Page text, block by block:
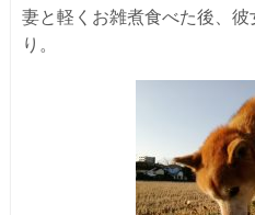
妻と軽くお雑煮食べた後、
り。